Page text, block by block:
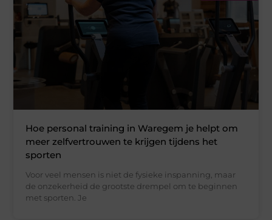
Hoe personal training in Waregem je helpt om
meer zelfvertrouwen te krijgen tijdens het
sporten
Voor veel mensen is niet de fysieke inspanning, maar
de onzekerheid de grootste drempel om te beginnen
met sporten. Je